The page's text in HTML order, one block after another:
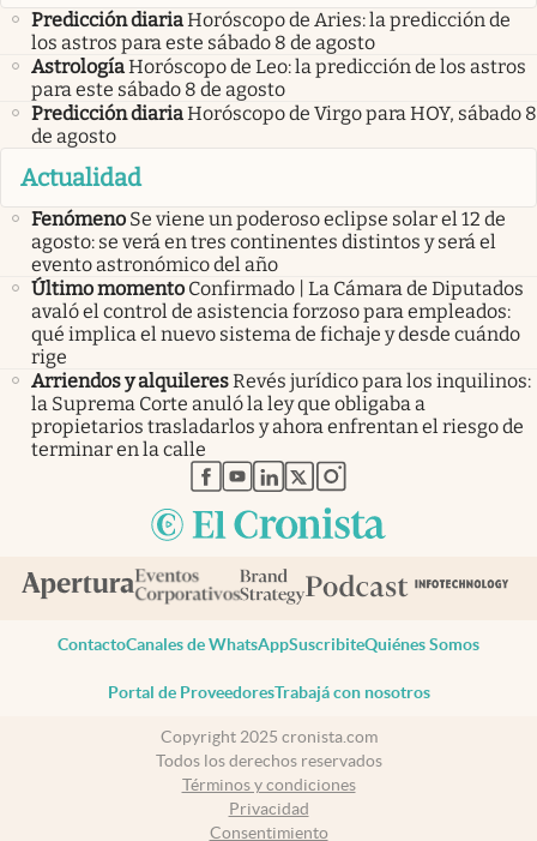
Predicción diariaHoróscopo de Aries: la predicción de
los astros para este sábado 8 de agosto
AstrologíaHoróscopo de Leo: la predicción de los astros
para este sábado 8 de agosto
Predicción diariaHoróscopo de Virgo para HOY, sábado 8
de agosto
Actualidad
Fenómeno Se viene un poderoso eclipse solar el 12 de
agosto: se verá en tres continentes distintos y será el
evento astronómico del año
Último momento Confirmado | La Cámara de Diputados
avaló el control de asistencia forzoso para empleados:
qué implica el nuevo sistema de fichaje y desde cuándo
rige
Arriendos y alquileresRevés jurídico para los inquilinos:
la Suprema Corte anuló la ley que obligaba a
propietarios trasladarlos y ahora enfrentan el riesgo de
terminar en la calle
abre en nueva pestaña
abre en nueva pestaña
abre en nueva pestaña
abre en nueva pestaña
abre en nueva pestaña
ContactoCanales de WhatsAppSuscribiteQuiénes Somos
Portal de ProveedoresTrabajá con nosotros
Copyright 2025 cronista.com
Todos los derechos reservados
Términos y condiciones
Privacidad
Consentimiento